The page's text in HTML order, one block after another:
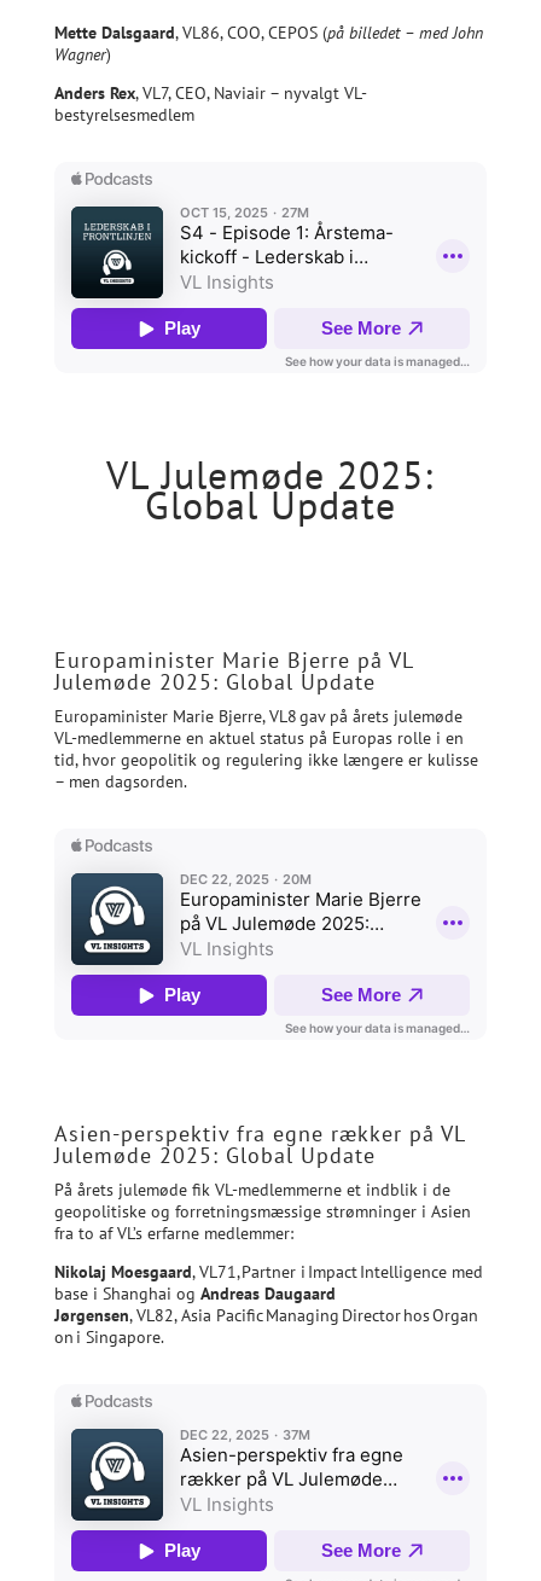
Mette Dalsgaard, VL86, COO, CEPOS (på billedet – med John
Wagner)
Anders Rex, VL7, CEO, Naviair – nyvalgt VL-
bestyrelsesmedlem
VL Julemøde 2025:
Global Update
Europaminister Marie Bjerre på VL
Julemøde 2025: Global Update
Europaminister Marie Bjerre, VL8 gav på årets julemøde
VL-medlemmerne en aktuel status på Europas rolle i en
tid, hvor geopolitik og regulering ikke længere er kulisse
– men dagsorden.
Asien-perspektiv fra egne rækker på VL
Julemøde 2025: Global Update
På årets julemøde fik VL-medlemmerne et indblik i de
geopolitiske og forretningsmæssige strømninger i Asien
fra to af VL’s erfarne medlemmer:
Nikolaj Moesgaard, VL71, Partner i Impact Intelligence med
base i Shanghai og Andreas Daugaard
Jørgensen, VL82, Asia Pacific Managing Director hos Organ
on i Singapore.